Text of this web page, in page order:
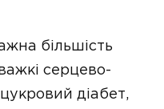
більшість
серцево-
діабет,